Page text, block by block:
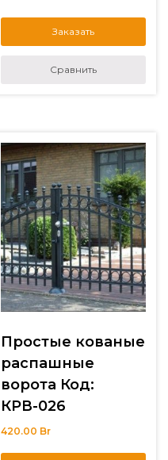
Заказать
Сравнить
Простые кованые
распашные
ворота Код:
КРВ-026
420.00 Br